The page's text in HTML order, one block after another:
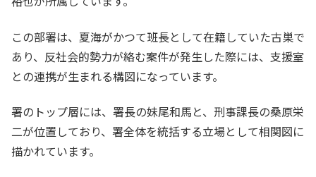
この部署は、夏海がかつて班長として在籍していた古巣で
あり、反社会的勢力が絡む案件が発生した際には、支援室
との連携が生まれる構図になっています。
署のトップ層には、署長の妹尾和馬と、刑事課長の桑原栄
二が位置しており、署全体を統括する立場として相関図に
描かれています。